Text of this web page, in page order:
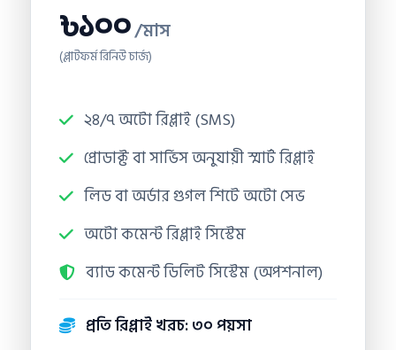
৳১০০/মাস
(প্লাটফর্ম রিনিউ চার্জ)
২৪/৭ অটো রিপ্লাই (SMS)
প্রোডাক্ট বা সার্ভিস অনুযায়ী স্মার্ট রিপ্লাই
লিড বা অর্ডার গুগল শিটে অটো সেভ
অটো কমেন্ট রিপ্লাই সিস্টেম
ব্যাড কমেন্ট ডিলিট সিস্টেম (অপশনাল)
প্রতি রিপ্লাই খরচ: ৩০ পয়সা